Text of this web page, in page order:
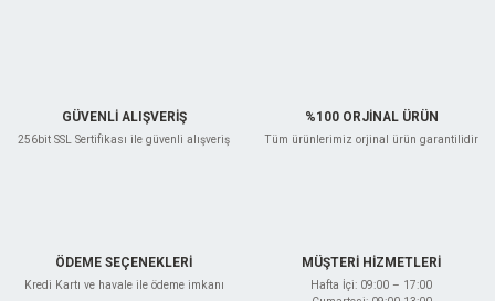
GÜVENLİ ALIŞVERİŞ
256bit SSL Sertifikası ile güvenli alışveriş
%100 ORJİNAL ÜRÜN
Tüm ürünlerimiz orjinal ürün garantilidir
ÖDEME SEÇENEKLERİ
Kredi Kartı ve havale ile ödeme imkanı
MÜŞTERİ HİZMETLERİ
Hafta İçi: 09:00 – 17:00